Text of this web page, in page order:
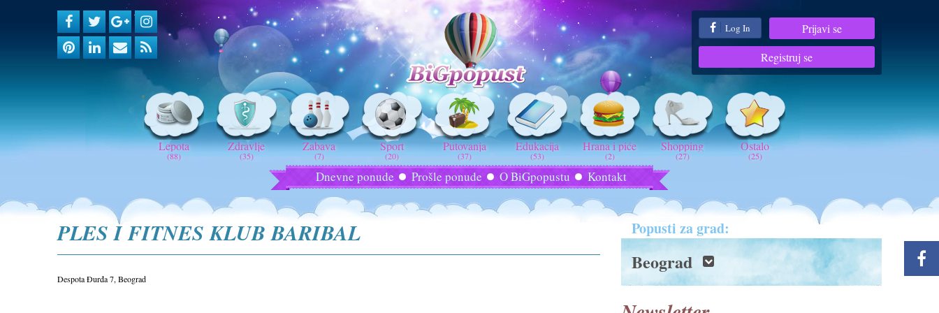
Log In
Prijavi se
Registruj se
Lepota
(88)
Zdravlje
(35)
Zabava
(7)
Sport
(20)
Putovanja
(37)
Edukacija
(53)
Hrana i piće
(2)
Shopping
(27)
Ostalo
(25)
Dnevne ponude Prošle ponude O BiGpopustu Kontakt
PLES I FITNES KLUB BARIBAL
Despota Đurđa 7, Beograd
Popusti za grad:
Beograd